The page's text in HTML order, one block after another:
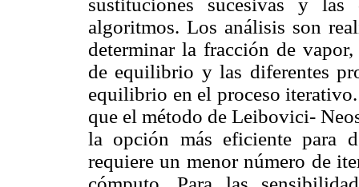
sustituciones sucesivas y las
algoritmos. Los análisis son
determinar la fracción de
de equilibrio y las diferentes
equilibrio en el proceso
que el método de Leibovici-
la opción más eficiente para
requiere un menor número de